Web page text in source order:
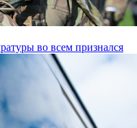
во всем признался